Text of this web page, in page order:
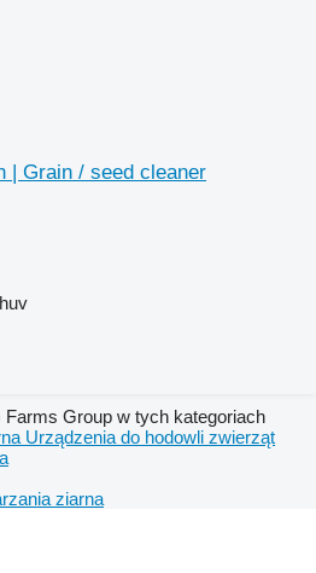
| Grain / seed cleaner
Group w tych kategoriach
Urządzenia do hodowli zwierząt
ziarna